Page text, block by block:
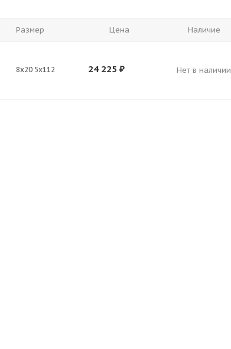
Размер Цена Наличие
8x20 5x112 24 225 ₽ Нет в наличии